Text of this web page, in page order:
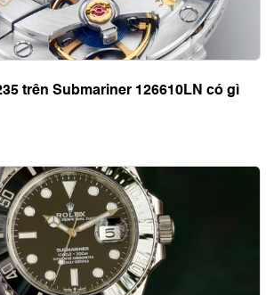
trên Submariner 126610LN có gì